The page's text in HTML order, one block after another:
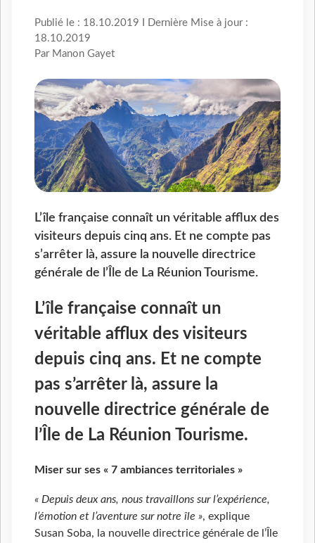
Publié le : 18.10.2019 I Dernière Mise à jour :
18.10.2019
Par Manon Gayet
L’île française connaît un véritable afflux des
visiteurs depuis cinq ans. Et ne compte pas
s’arrêter là, assure la nouvelle directrice
générale de l’Île de La Réunion Tourisme.
L’île française connaît un
véritable afflux des visiteurs
depuis cinq ans. Et ne compte
pas s’arrêter là, assure la
nouvelle directrice générale de
l’Île de La Réunion Tourisme.
Miser sur ses « 7 ambiances territoriales »
« Depuis deux ans, nous travaillons sur l’expérience,
l’émotion et l’aventure sur notre île », explique
Susan Soba, la nouvelle directrice générale de l’Île